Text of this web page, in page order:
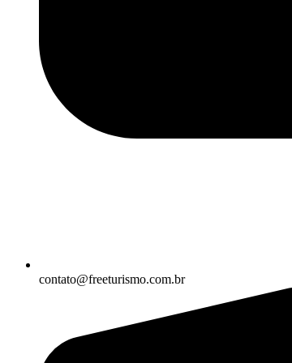
contato@freeturismo.com.br